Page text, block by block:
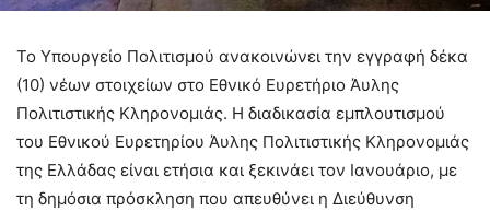
Το Υπουργείο Πολιτισμού ανακοινώνει την εγγραφή δέκα
(10) νέων στοιχείων στο Εθνικό Ευρετήριο Άυλης
Πολιτιστικής Κληρονομιάς. Η διαδικασία εμπλουτισμού
του Εθνικού Ευρετηρίου Άυλης Πολιτιστικής Κληρονομιάς
της Ελλάδας είναι ετήσια και ξεκινάει τον Ιανουάριο, με
τη δημόσια πρόσκληση που απευθύνει η Διεύθυνση